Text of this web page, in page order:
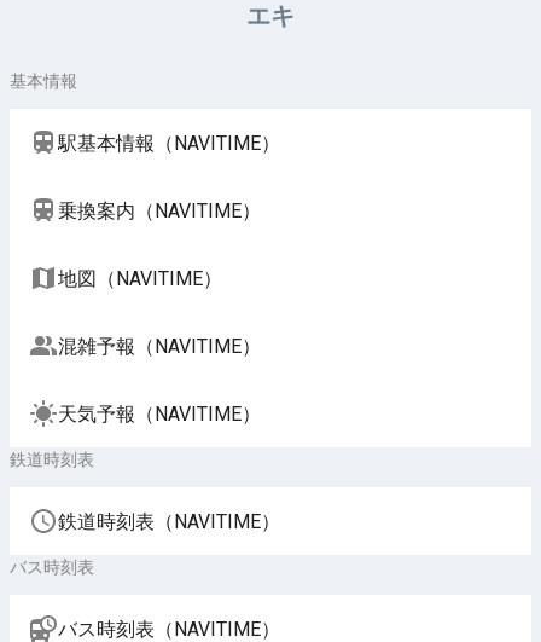
エキ
基本情報
駅基本情報（NAVITIME）
乗換案内（NAVITIME）
地図（NAVITIME）
混雑予報（NAVITIME）
天気予報（NAVITIME）
鉄道時刻表
鉄道時刻表（NAVITIME）
バス時刻表
バス時刻表（NAVITIME）